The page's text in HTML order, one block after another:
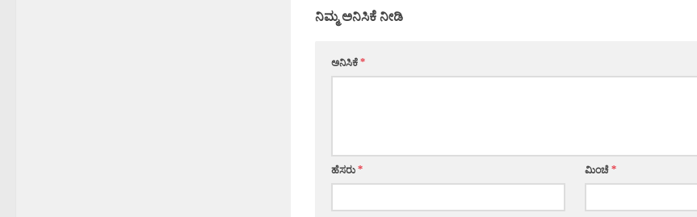
ನಿಮ್ಮ ಅನಿಸಿಕೆ ನೀಡಿ
ಅನಿಸಿಕೆ*
ಹೆಸರು* ಮಿಂಚೆ*